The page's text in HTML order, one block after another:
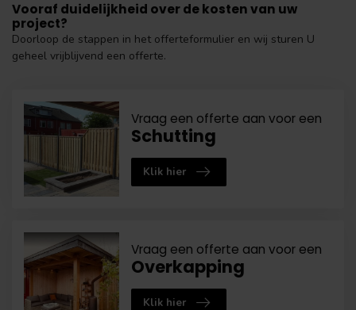
Vooraf duidelijkheid over de kosten van uw
project?
Doorloop de stappen in het offerteformulier en wij sturen U
geheel vrijblijvend een offerte.
Vraag een offerte aan voor een
Schutting
Klik hier
Vraag een offerte aan voor een
Overkapping
Klik hier